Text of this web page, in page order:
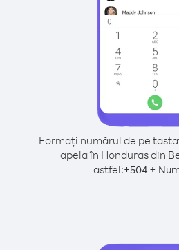
Formați numărul de pe
apela în Honduras din
astfel:+504 +